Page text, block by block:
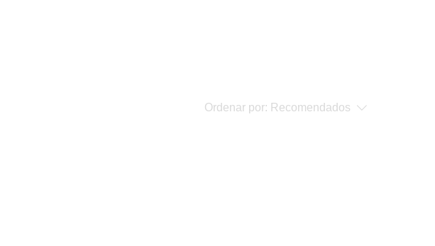
Ordenar por: Recomendados